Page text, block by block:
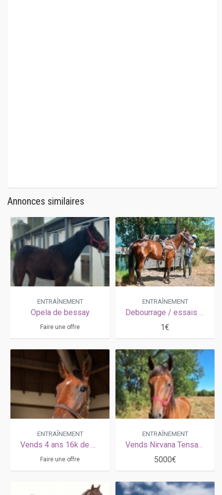
Annonces similaires
ENTRAÎNEMENT
Opela de bessay
Faire une offre
ENTRAÎNEMENT
Debourrage / essais poulains
1€
ENTRAÎNEMENT
Vends 4 ans 16k de gains
Faire une offre
ENTRAÎNEMENT
Vends Nirvana Tensau, qualifié inédit, idéal sud est ou sud ouest
5000€